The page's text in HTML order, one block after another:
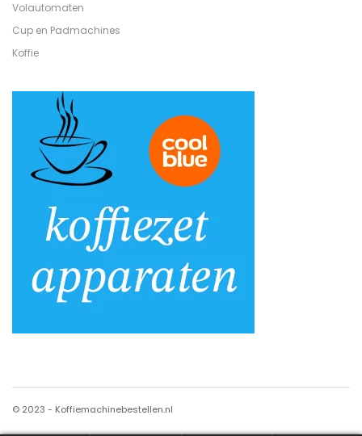
Volautomaten
Cup en Padmachines
Koffie
© 2023 - Koffiemachinebestellen.nl